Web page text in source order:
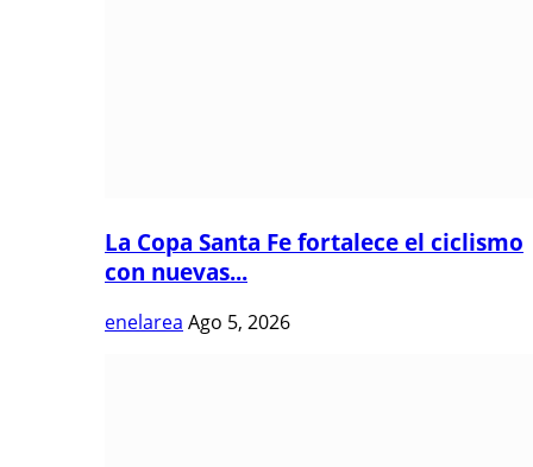
La Copa Santa Fe fortalece el ciclismo
con nuevas...
enelarea Ago 5, 2026